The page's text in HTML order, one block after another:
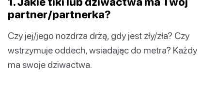
partner/partnerka?
Czy jej/jego nozdrza drżą, gdy jest zły/zła? Czy
wstrzymuje oddech, wsiadając do metra? Każdy
ma swoje dziwactwa.